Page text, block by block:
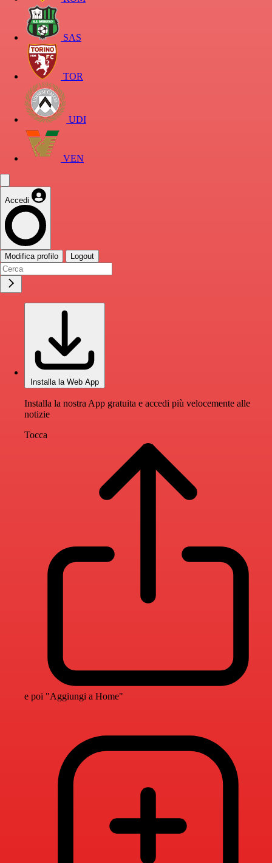
SAS
TOR
UDI
VEN
Accedi
Modifica profilo Logout
Installa la Web App
Installa la nostra App gratuita e accedi più velocemente alle
notizie
Tocca
e poi "Aggiungi a Home"